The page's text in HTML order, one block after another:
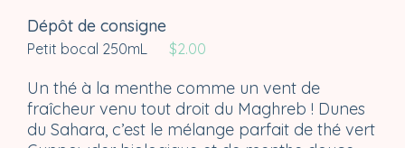
Dépôt de consigne
Petit bocal 250mL $2.00
Un thé à la menthe comme un vent de
fraîcheur venu tout droit du Maghreb ! Dunes
du Sahara, c’est le mélange parfait de thé vert